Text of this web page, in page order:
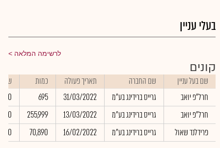
בעלי עניין
לרשימה המלאה
קונים
שם בעל עניין שם החברה תאריך פעולה כמות
שער
חרל"פ יואב
גרייס ברידינג בע"מ 31/03/2022
695
חרל"פ יואב
גרייס ברידינג בע"מ 13/03/2022
255,999
פרידלנד שאול
גרייס ברידינג בע"מ 16/02/2022
70,890